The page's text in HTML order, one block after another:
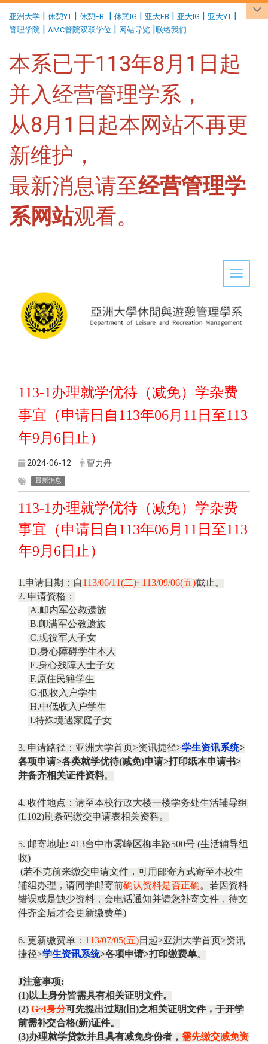
亚洲大学 | 休憩YT | 休憩FB | 休憩IG | 亚大FB | 亚大IG | 亚大YT |
管理学院 | AMC管院双联学位 | 网站导览 |联络我们
本系已于113年8月1日起
并入经营管理学系，
从8月1日起本网站不再更
新维护，
最新消息请至经营管理学
系网站观看。
Toggle
113-1 办理就学优待（减免）学杂费
事宜（申请日自 113年06月 11 日至113
年9 月 6日止）
2024-06-12 曹力丹
最新消息
113-1 办理就学优待（减免）学杂费
事宜（申请日自 113年06月 11 日至113
年9 月 6日止）
1.申请日期：自113/06/11(二)~113/09/06(五)截止。
2. 申请资格：
A.卹内军公教遗族
B.卹满军公教遗族
C.现役军人子女
D.身心障碍学生本人
E.身心残障人士子女
F.原住民籍学生
G.低收入户学生
H.中低收入户学生
I.特殊境遇家庭子女
3. 申请路径：亚洲大学首页>资讯捷径>学生资讯系统>
各项申请>各类就学优待(减免)申请>打印纸本申请书>
并备齐相关证件资料。
4. 收件地点：请至本校行政大楼一楼学务处生活辅导组
(L102)刷条码缴交申请表相关资料。
5. 邮寄地址: 413台中市雾峰区柳丰路500号 (生活辅导组
收)
(若不克前来缴交申请文件，可用邮寄方式寄至本校生
辅组办理，请同学邮寄前确认资料是否正确。若因资料
错误或是缺少资料，会电话通知并请您补寄文件，待文
件齐全后才会更新缴费单)
6. 更新缴费单： 113/07/05(五)日起>亚洲大学首页>资讯
捷径>学生资讯系统>各项申请>打印缴费单。
J注意事项:
(1)以上身分皆需具有相关证明文件。
(2) G~I身分可先提出过期( 旧)之相关证明文件，于开学
前需补交合格(新)证件。
(3)办理就学贷款并且具有减免身份者， 需先缴交减免资